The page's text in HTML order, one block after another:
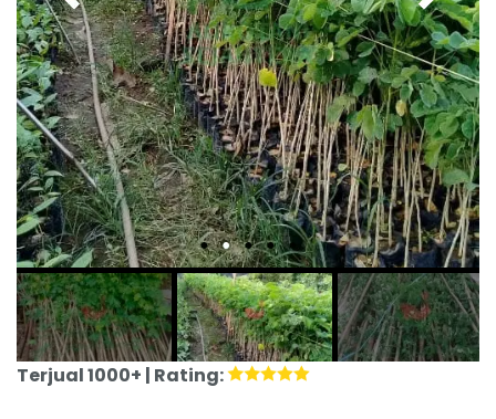
Terjual 1000+ | Rating: